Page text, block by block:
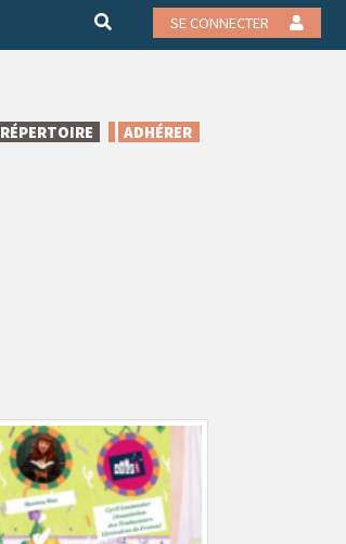
SE CONNECTER
RÉPERTOIRE ADHÉRER